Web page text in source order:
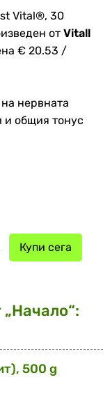
Vital®, 30
от Vitall
€ 20.53 /
нервната
и общия тонус
Купи сега
500 g